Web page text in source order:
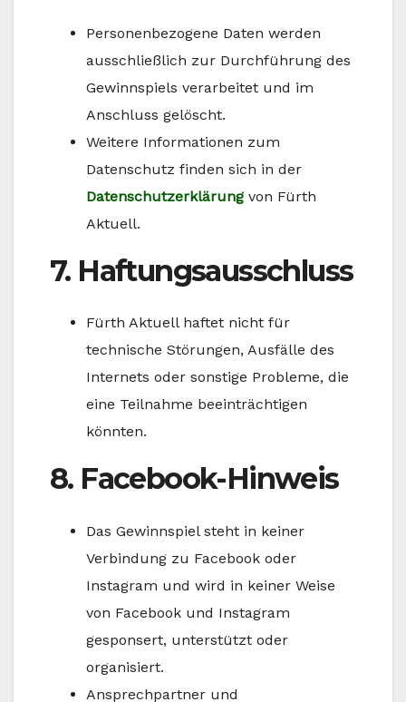
Personenbezogene Daten werden
ausschließlich zur Durchführung des
Gewinnspiels verarbeitet und im
Anschluss gelöscht.
Weitere Informationen zum
Datenschutz finden sich in der
Datenschutzerklärung von Fürth
Aktuell.
7. Haftungsausschluss
Fürth Aktuell haftet nicht für
technische Störungen, Ausfälle des
Internets oder sonstige Probleme, die
eine Teilnahme beeinträchtigen
könnten.
8. Facebook-Hinweis
Das Gewinnspiel steht in keiner
Verbindung zu Facebook oder
Instagram und wird in keiner Weise
von Facebook und Instagram
gesponsert, unterstützt oder
organisiert.
Ansprechpartner und